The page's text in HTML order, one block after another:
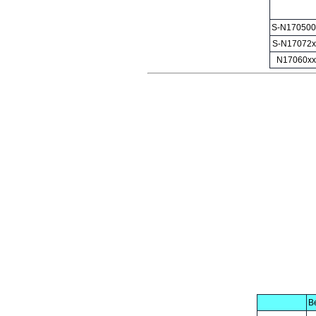
S-
S-
N17060xx